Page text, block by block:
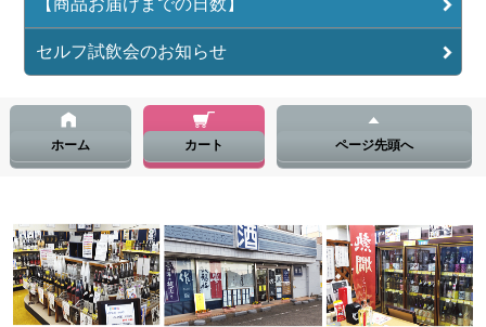
【商品お届けまでの日数】
セルフ試飲会のお知らせ
ホーム カート ページ先頭へ